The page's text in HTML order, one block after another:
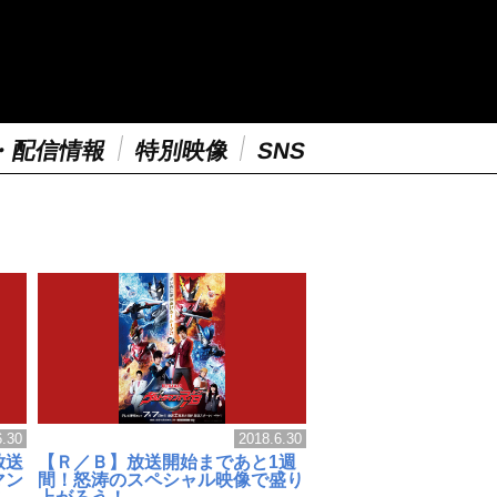
配信情報 特別映像 SNS
送
ン
2018.6.30
【Ｒ／Ｂ】放送開始まであと1週
間！怒涛のスペシャル映像で盛り